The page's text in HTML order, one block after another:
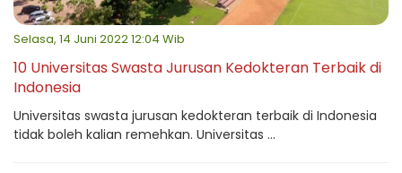
Selasa, 14 Juni 2022 12:04 Wib
10 Universitas Swasta Jurusan Kedokteran Terbaik di
Indonesia
Universitas swasta jurusan kedokteran terbaik di Indonesia
tidak boleh kalian remehkan. Universitas ...